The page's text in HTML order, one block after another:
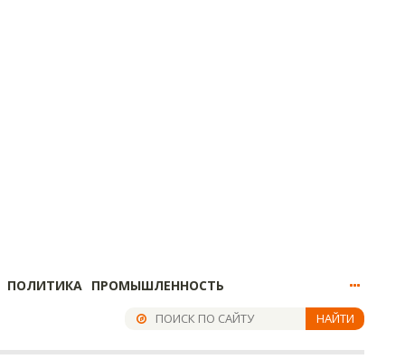
ПОЛИТИКА ПРОМЫШЛЕННОСТЬ
НАЙТИ